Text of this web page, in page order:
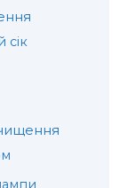
сік